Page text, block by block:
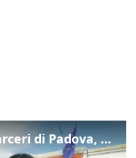
Gli avvocati visitano le carceri di Padova, ecco cosa hanno trovato